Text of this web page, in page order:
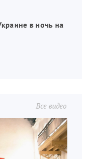
в ночь на
Все видео